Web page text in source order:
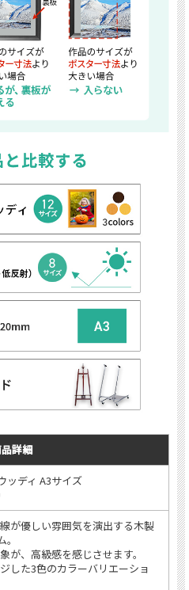
詳細
ッディ A3サイズ
が優しい雰囲気を演出する木製
が、高級感を感じさせます。
した3色のカラーバリエーショ